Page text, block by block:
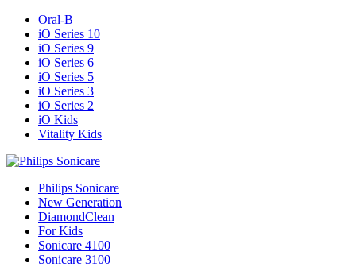
Oral-B
iO Series 10
iO Series 9
iO Series 6
iO Series 5
iO Series 3
iO Series 2
iO Kids
Vitality Kids
Philips Sonicare
New Generation
DiamondClean
For Kids
Sonicare 4100
Sonicare 3100